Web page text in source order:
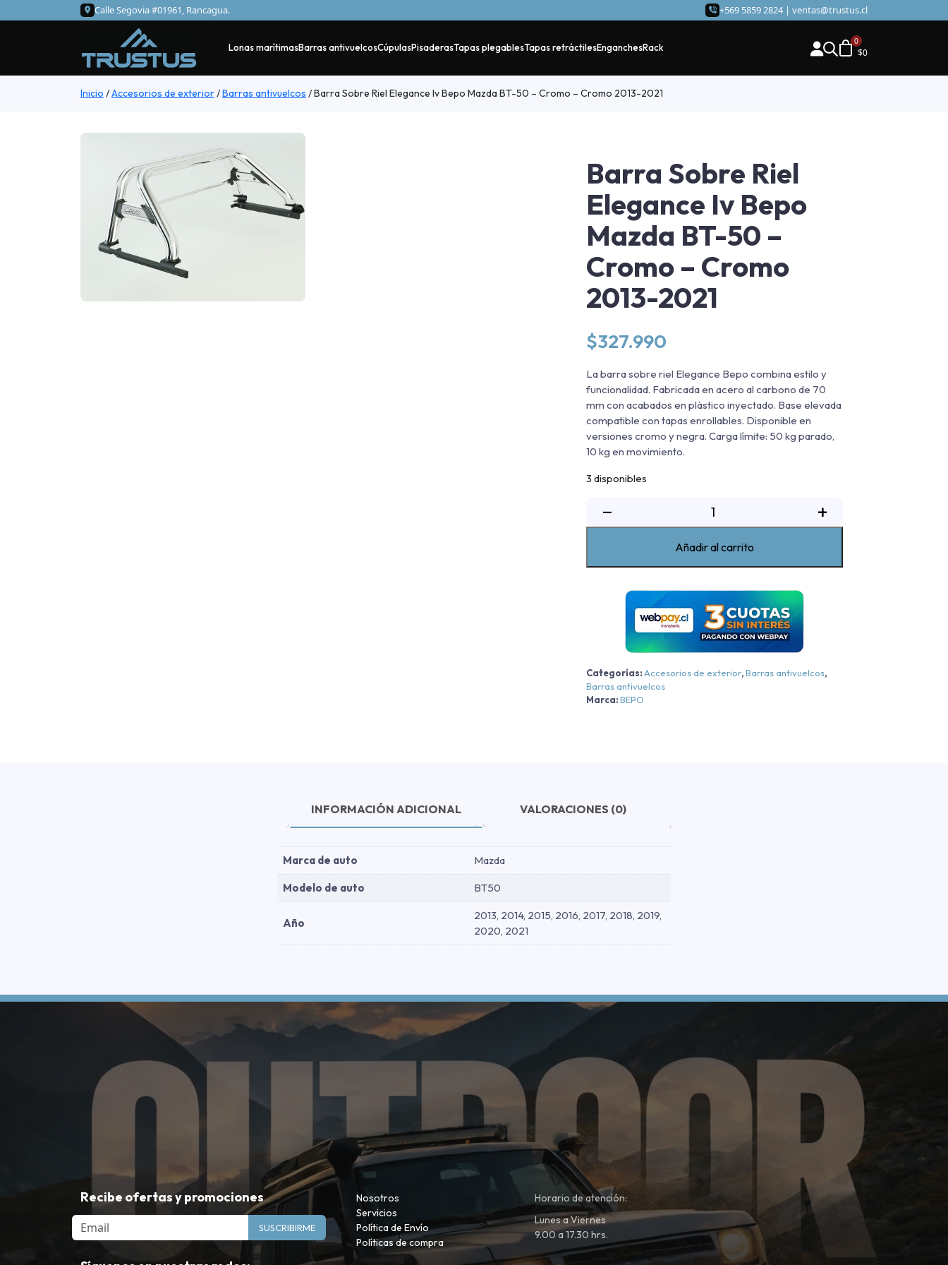
Calle Segovia #01961, Rancagua. +569 5859 2824 | ventas@trustus.cl
Lonas marítimasBarras antivuelcosCúpulasPisaderasTapas plegablesTapas retráctilesEnganchesRack $0
Inicio /Accesorios de exterior/Barras antivuelcos /Barra Sobre Riel Elegance Iv Bepo Mazda BT-50 – Cromo – Cromo 2013-2021
Barra Sobre Riel
Elegance Iv Bepo
Mazda BT-50 –
Cromo – Cromo
2013-2021
$327.990
La barra sobre riel Elegance Bepo combina estilo y
funcionalidad. Fabricada en acero al carbono de 70
mm con acabados en plástico inyectado. Base elevada
compatible con tapas enrollables. Disponible en
versiones cromo y negra. Carga límite: 50 kg parado,
10 kg en movimiento.
3 disponibles
−
Bepo
Mazda
BT-
50
Cromo
-
+
Añadir al carrito
Categorías: Accesorios de exterior,Barras antivuelcos,
Barras antivuelcos
Marca:BEPO
INFORMACIÓN ADICIONAL VALORACIONES (0)
Marca de auto Mazda
Modelo de auto BT50
Año
2013, 2014, 2015, 2016, 2017, 2018, 2019,
2020, 2021
Recibe ofertas y promociones
Email SUSCRIBIRME
Nosotros
Servicios
Política de Envío
Políticas de compra
Horario de atención:
Lunes a Viernes
9.00 a 17.30 hrs.